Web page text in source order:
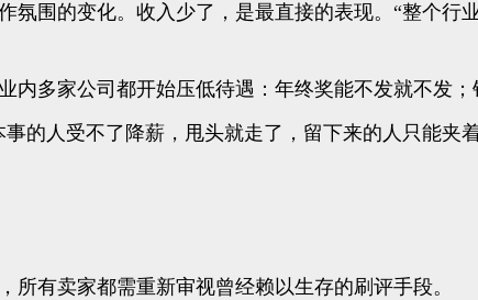
氛围的变化。收入少了，是最直接的表现。“整个行
内多家公司都开始压低待遇：年终奖能不发就不发
事的人受不了降薪，甩头就走了，留下来的人只能夹
所有卖家都需重新审视曾经赖以生存的刷评手段。